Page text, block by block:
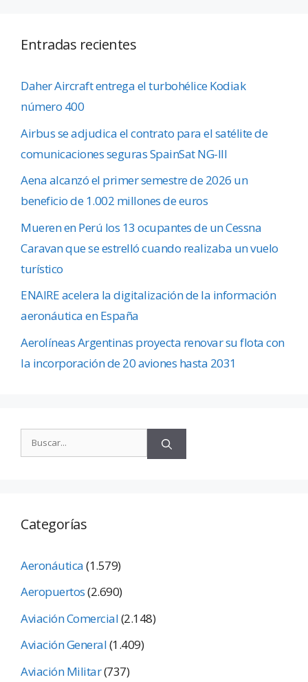
Entradas recientes
Daher Aircraft entrega el turbohélice Kodiak
número 400
Airbus se adjudica el contrato para el satélite de
comunicaciones seguras SpainSat NG-III
Aena alcanzó el primer semestre de 2026 un
beneficio de 1.002 millones de euros
Mueren en Perú los 13 ocupantes de un Cessna
Caravan que se estrelló cuando realizaba un vuelo
turístico
ENAIRE acelera la digitalización de la información
aeronáutica en España
Aerolíneas Argentinas proyecta renovar su flota con
la incorporación de 20 aviones hasta 2031
Categorías
Aeronáutica(1.579)
Aeropuertos(2.690)
Aviación Comercial(2.148)
Aviación General(1.409)
Aviación Militar(737)